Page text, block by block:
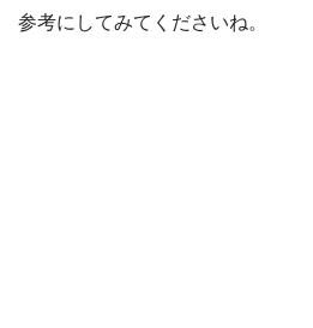
参考にしてみてくださいね。